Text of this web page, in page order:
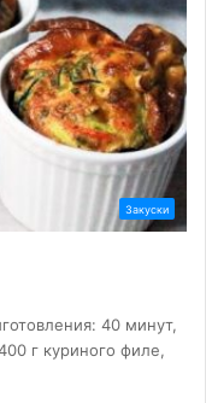
Закуски
40 минут,
г куриного филе,